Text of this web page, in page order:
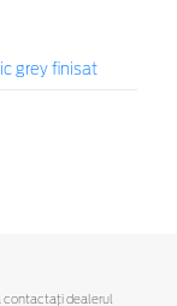
grey finisat
contactaţi dealerul